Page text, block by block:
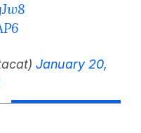
January 20,